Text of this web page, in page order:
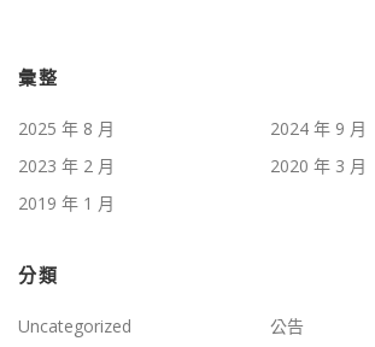
彙整
2025 年 8 月
2024 年 9 月
2023 年 2 月
2020 年 3 月
2019 年 1 月
分類
Uncategorized 公告